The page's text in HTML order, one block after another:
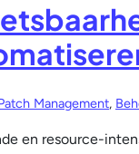
Management,
en resource-